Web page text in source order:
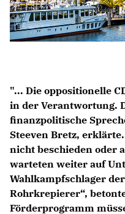
"... Die oppositionelle
in der Verantwortung.
finanzpolitische
Steeven Bretz,
nicht beschieden oder
warteten weiter auf
Wahlkampfschlager
Rohrkrepierer“,
Förderprogramm